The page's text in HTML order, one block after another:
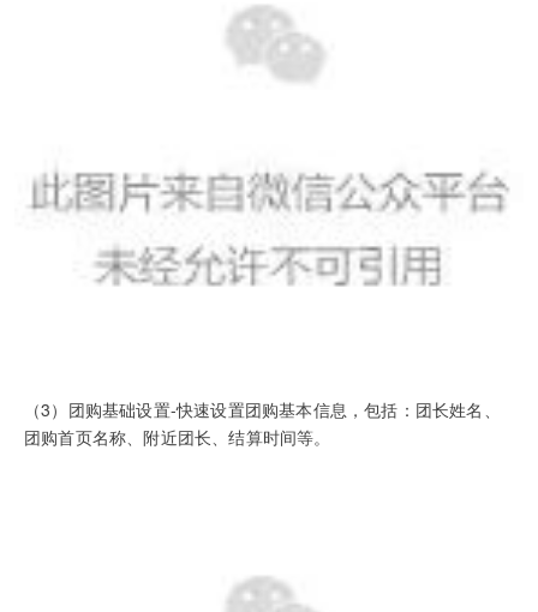
（3）团购基础设置-快速设置团购基本信息，包括：团长姓名、
团购首页名称、附近团长、结算时间等。